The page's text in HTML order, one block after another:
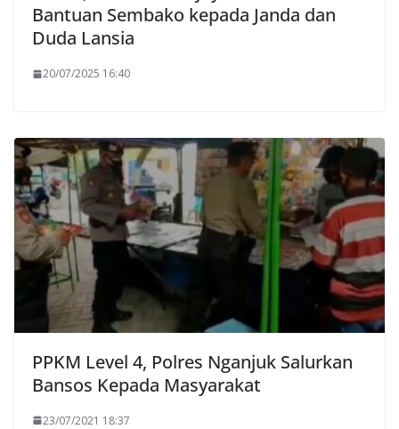
Bantuan Sembako kepada Janda dan
Duda Lansia
20/07/2025 16:40
PPKM Level 4, Polres Nganjuk Salurkan
Bansos Kepada Masyarakat
23/07/2021 18:37